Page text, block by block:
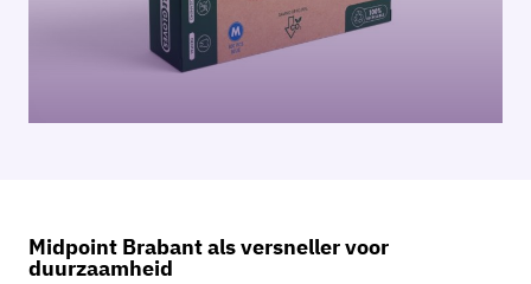
Midpoint Brabant als versneller voor
duurzaamheid